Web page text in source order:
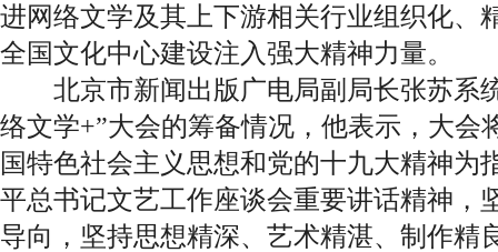
进网络文学及其上下游相关行业组织化、
全国文化中心建设注入强大精神力量。
北京市新闻出版广电局副局长张苏系
络文学+”大会的筹备情况，他表示，大会
国特色社会主义思想和党的十九大精神为
平总书记文艺工作座谈会重要讲话精神，
导向，坚持思想精深、艺术精湛、制作精